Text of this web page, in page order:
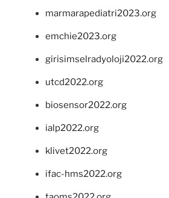
marmarapediatri2023.org
emchie2023.org
girisimselradyoloji2022.org
utcd2022.org
biosensor2022.org
ialp2022.org
klivet2022.org
ifac-hms2022.org